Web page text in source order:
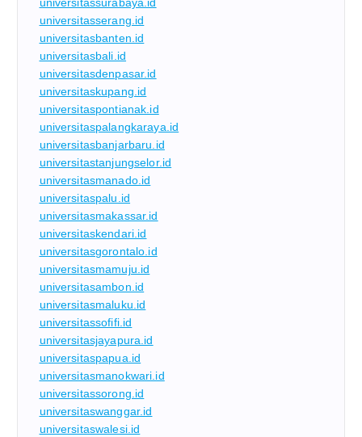
universitassurabaya.id
universitasserang.id
universitasbanten.id
universitasbali.id
universitasdenpasar.id
universitaskupang.id
universitaspontianak.id
universitaspalangkaraya.id
universitasbanjarbaru.id
universitastanjungselor.id
universitasmanado.id
universitaspalu.id
universitasmakassar.id
universitaskendari.id
universitasgorontalo.id
universitasmamuju.id
universitasambon.id
universitasmaluku.id
universitassofifi.id
universitasjayapura.id
universitaspapua.id
universitasmanokwari.id
universitassorong.id
universitaswanggar.id
universitaswalesi.id